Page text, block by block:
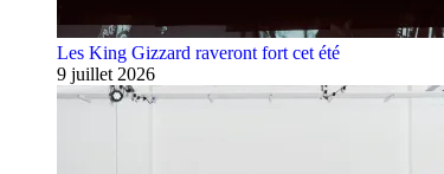
Les King Gizzard raveront fort cet été
9 juillet 2026